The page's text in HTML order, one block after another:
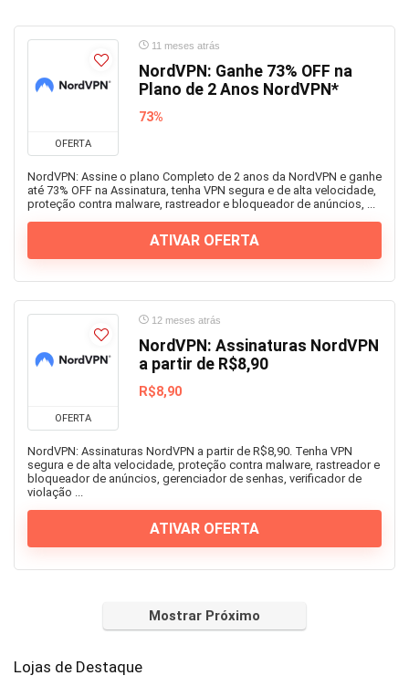
OFERTA
11 meses atrás
NordVPN: Ganhe 73% OFF na
Plano de 2 Anos NordVPN*
73%
NordVPN: Assine o plano Completo de 2 anos da NordVPN e ganhe
até 73% OFF na Assinatura, tenha VPN segura e de alta velocidade,
proteção contra malware, rastreador e bloqueador de anúncios, ...
ATIVAR OFERTA
OFERTA
12 meses atrás
NordVPN: Assinaturas NordVPN
a partir de R$8,90
R$8,90
NordVPN: Assinaturas NordVPN a partir de R$8,90. Tenha VPN
segura e de alta velocidade, proteção contra malware, rastreador e
bloqueador de anúncios, gerenciador de senhas, verificador de
violação ...
ATIVAR OFERTA
Mostrar Próximo
Lojas de Destaque